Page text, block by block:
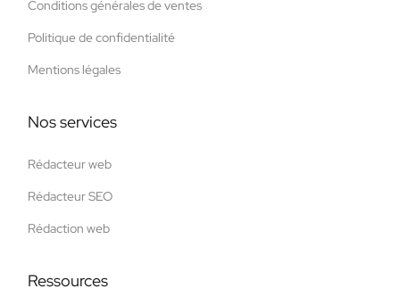
Conditions générales de ventes
Politique de confidentialité
Mentions légales
Nos services
Rédacteur web
Rédacteur SEO
Rédaction web
Ressources